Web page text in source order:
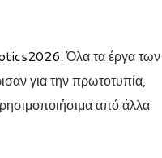
. Όλα τα έργα των
για την πρωτοτυπία,
από άλλα